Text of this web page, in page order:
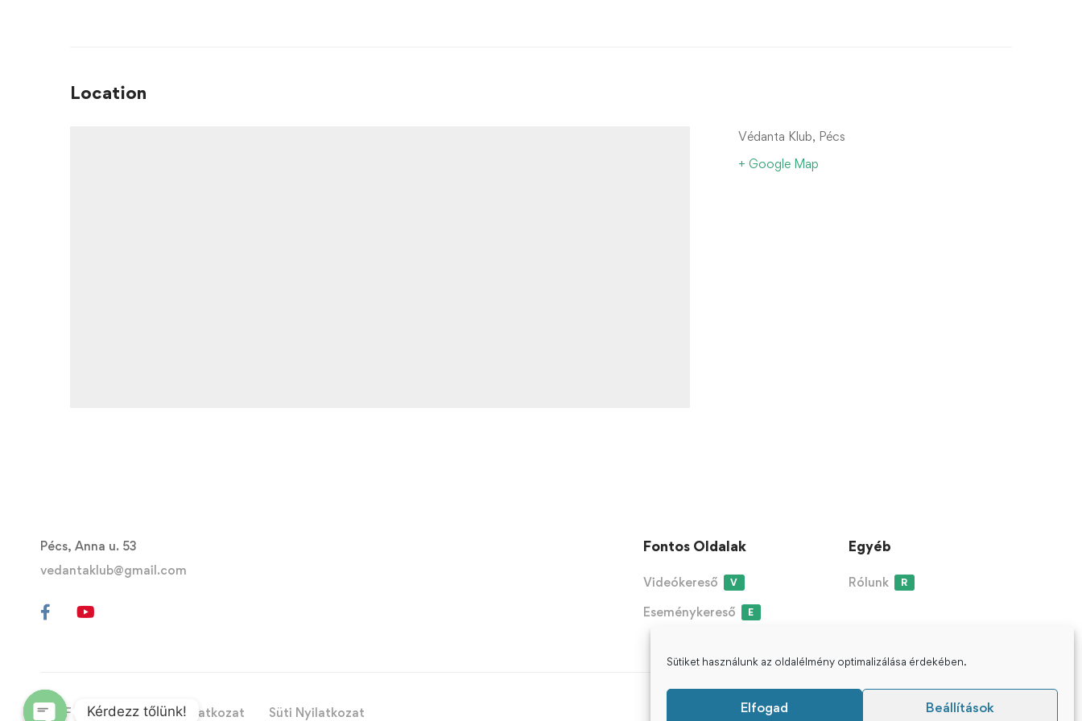
Sütiket használunk az oldalélmény optimalizálása érdekében.
Elfogad Beállítások
Location
Védanta Klub, Pécs
+ Google Map
Pécs, Anna u. 53
vedantaklub@gmail.com
Fontos Oldalak
Videókereső V
Eseménykereső E
Egyéb
Rólunk R
ÁSZF Adatvédelmi Nyilatkozat Süti Nyilatkozat Copyright © 2021-2023 Védanta Klub - Minden Jog Fenntartva.
Kérdezz tőlünk!